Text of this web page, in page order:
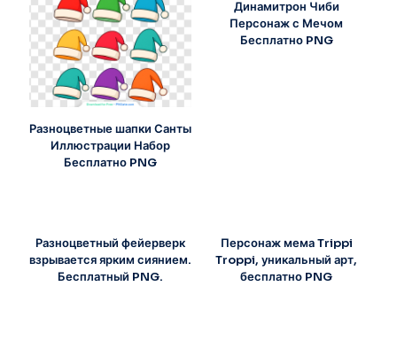
Разноцветные шапки Санты
Иллюстрации Набор
Бесплатно PNG
Динамитрон Чиби
Персонаж с Мечом
Бесплатно PNG
Разноцветный фейерверк
взрывается ярким сиянием.
Бесплатный PNG.
Персонаж мема Trippi
Troppi, уникальный арт,
бесплатно PNG